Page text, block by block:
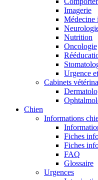
Imagerie
Médecine
Nutrition
Oncologie
Urgence
Cabinets
Chien
Informations
Fiches
Fiches
FAQ
Glossaire
Urgences